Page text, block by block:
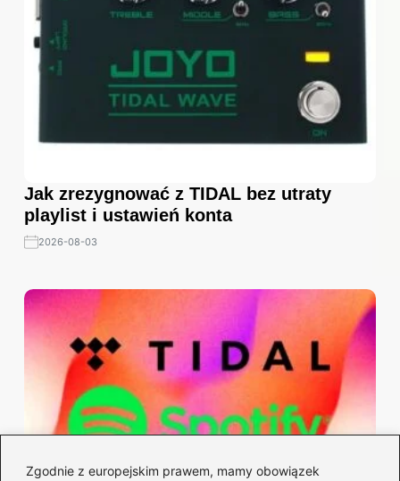
Zgodnie z europejskim prawem, mamy obowiązek
Jak zrezygnować z TIDAL bez utraty
playlist i ustawień konta
2026-08-03